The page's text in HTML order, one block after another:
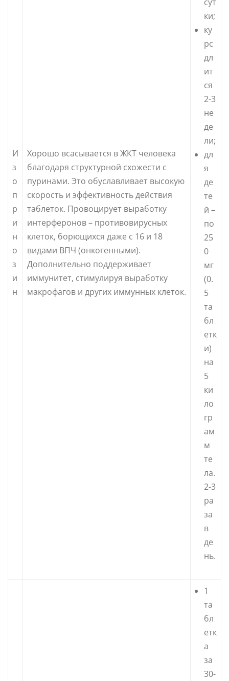
И
з
о
п
р
и
н
о
з
и
н
Хорошо всасывается в ЖКТ человека
благодаря структурной схожести с
пуринами. Это обуславливает высокую
скорость и эффективность действия
таблеток. Провоцирует выработку
интерферонов – противовирусных
клеток, борющихся даже с 16 и 18
видами ВПЧ (онкогенными).
Дополнительно поддерживает
иммунитет, стимулируя выработку
макрофагов и других иммунных клеток.
ки;
ку
рс
дл
ит
ся
2-3
не
де
ли;
дл
я
де
те
й –
по
25
0
мг
(0.
5
та
бл
етк
и)
на
5
ки
ло
гр
ам
м
те
ла.
2-3
ра
за
в
де
нь.
1
та
бл
етк
а
за
30-